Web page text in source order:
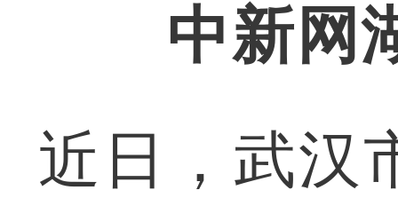
中新网
近日，武汉